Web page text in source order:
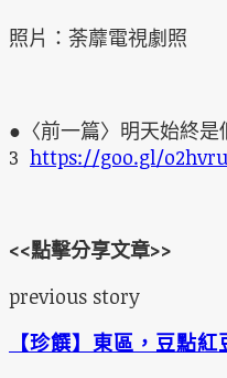
照片：荼蘼電視劇照
●〈前一篇〉明天始終是
3 https://goo.gl/o2hvru
<<點擊分享文章>>
previous story
【珍饌】東區，豆點紅